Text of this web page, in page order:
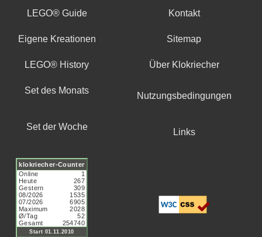
LEGO® Guide Kontakt
Eigene Kreationen Sitemap
LEGO® History Über Klokriecher
Set des Monats
Nutzungsbedingungen
Set der Woche
Links